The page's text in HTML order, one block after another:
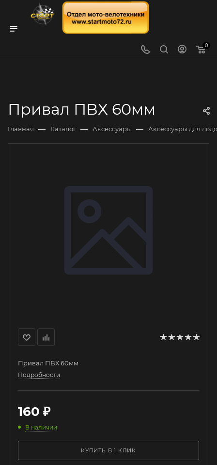
0
Привал ПВХ 60мм
Главная — Каталог — Аксессуары — Аксессуары для
Привал ПВХ 60мм
Подробности
160 ₽
В наличии
КУПИТЬ В 1 КЛИК